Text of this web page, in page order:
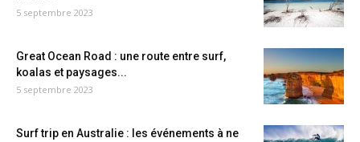
5 septembre 2023
Great Ocean Road : une route entre surf,
koalas et paysages...
5 septembre 2023
Surf trip en Australie : les événements à ne